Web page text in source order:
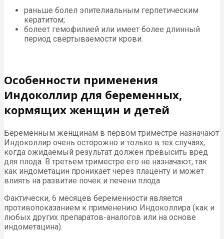
раньше болел эпителиальным герпетическим
кератитом;
болеет гемофилией или имеет более длинный
период свёртываемости крови.
Особенности применения
Индоколлир для беременных,
кормящих женщин и детей
Беременным женщинам в первом триместре назначают
Индоколлир очень осторожно и только в тех случаях,
когда ожидаемый результат должен превысить вред
для плода. В третьем триместре его не назначают, так
как индометацин проникает через плаценту и может
влиять на развитие почек и печени плода
Фактически, 6 месяцев беременности является
противопоказанием к применению Индоколлира (как и
любых других препаратов-аналогов или на основе
индометацина).